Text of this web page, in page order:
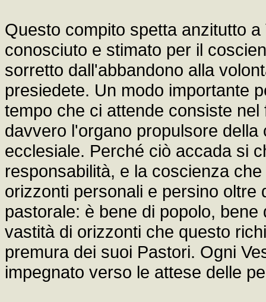
Questo compito spetta anzitutto
conosciuto e stimato per il
sorretto dall'abbandono alla
presiedete. Un modo importante
tempo che ci attende consiste
davvero l'organo propulsore
ecclesiale. Perché ciò accada si
responsabilità, e la coscienza
orizzonti personali e persino oltre
pastorale: è bene di popolo,
vastità di orizzonti che questo
premura dei suoi Pastori. Ogni
impegnato verso le attese delle